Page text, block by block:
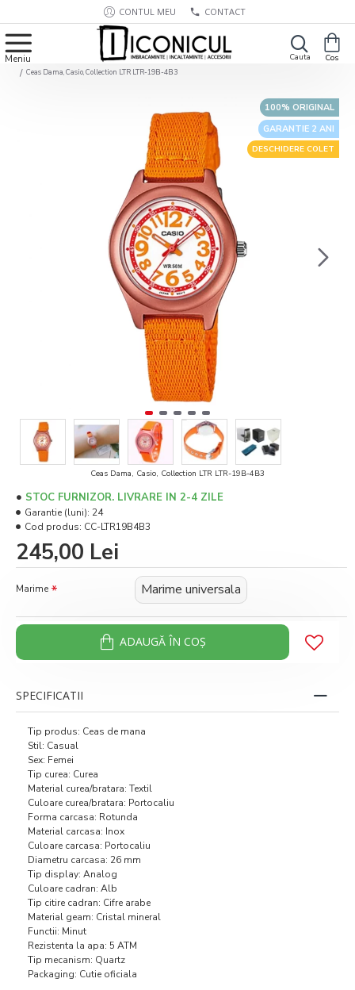
CONTUL MEU CONTACT
Ceas Dama, Casio, Collection LTR LTR-19B-4B3
GARANTIE 2 ANI
100% ORIGINAL
DESCHIDERE COLET
Ceas Dama, Casio, Collection LTR LTR-19B-4B3
245,00 Lei
STOC FURNIZOR. LIVRARE IN 2-4 ZILE
Garantie (luni): 24
Cod produs: CC-LTR19B4B3
Marime Marime universala
ADAUGĂ ÎN COŞ
SPECIFICATII
Tip produs: Ceas de mana
Stil: Casual
Sex: Femei
Tip curea: Curea
Material curea/bratara: Textil
Culoare curea/bratara: Portocaliu
Forma carcasa: Rotunda
Material carcasa: Inox
Culoare carcasa: Portocaliu
Diametru carcasa: 26 mm
Tip display: Analog
Culoare cadran: Alb
Tip citire cadran: Cifre arabe
Material geam: Cristal mineral
Functii: Minut
Rezistenta la apa: 5 ATM
Tip mecanism: Quartz
Packaging: Cutie oficiala